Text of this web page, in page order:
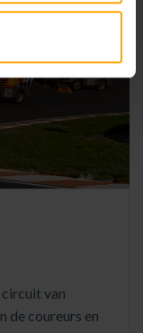
van
de coureurs en